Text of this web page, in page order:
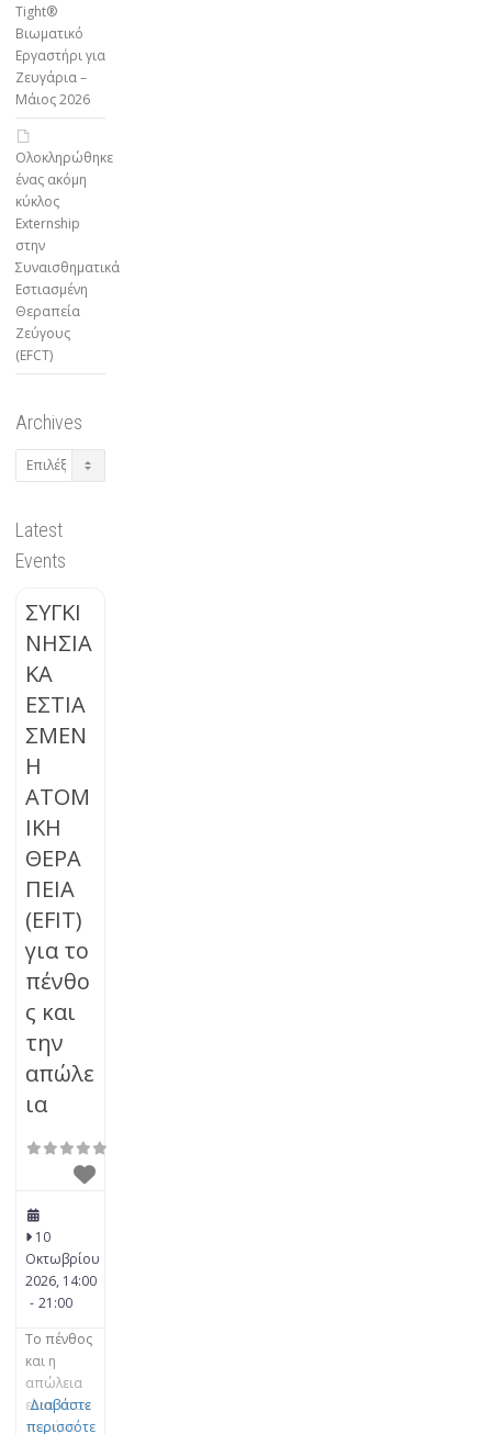
Tight®
Βιωματικό
Εργαστήρι για
Ζευγάρια –
Μάιος 2026
Ολοκληρώθηκε
ένας ακόμη
κύκλος
Externship
στην
Συναισθηματικά
Εστιασμένη
Θεραπεία
Ζεύγους
(EFCT)
Archives
Archives
Latest
Events
ΣΥΓΚΙ
ΝΗΣΙΑ
ΚΑ
ΕΣΤΙΑ
ΣΜΕΝ
Η
ΑΤΟΜ
ΙΚΗ
ΘΕΡΑ
ΠΕΙΑ
(EFIT)
για το
πένθο
ς και
την
απώλε
ια
10
Οκτωβρίου
2026, 14:00
- 21:00
Το πένθος
και η
απώλεια
είναι στον
πυρήνα
Διαβάστε
περισσότε